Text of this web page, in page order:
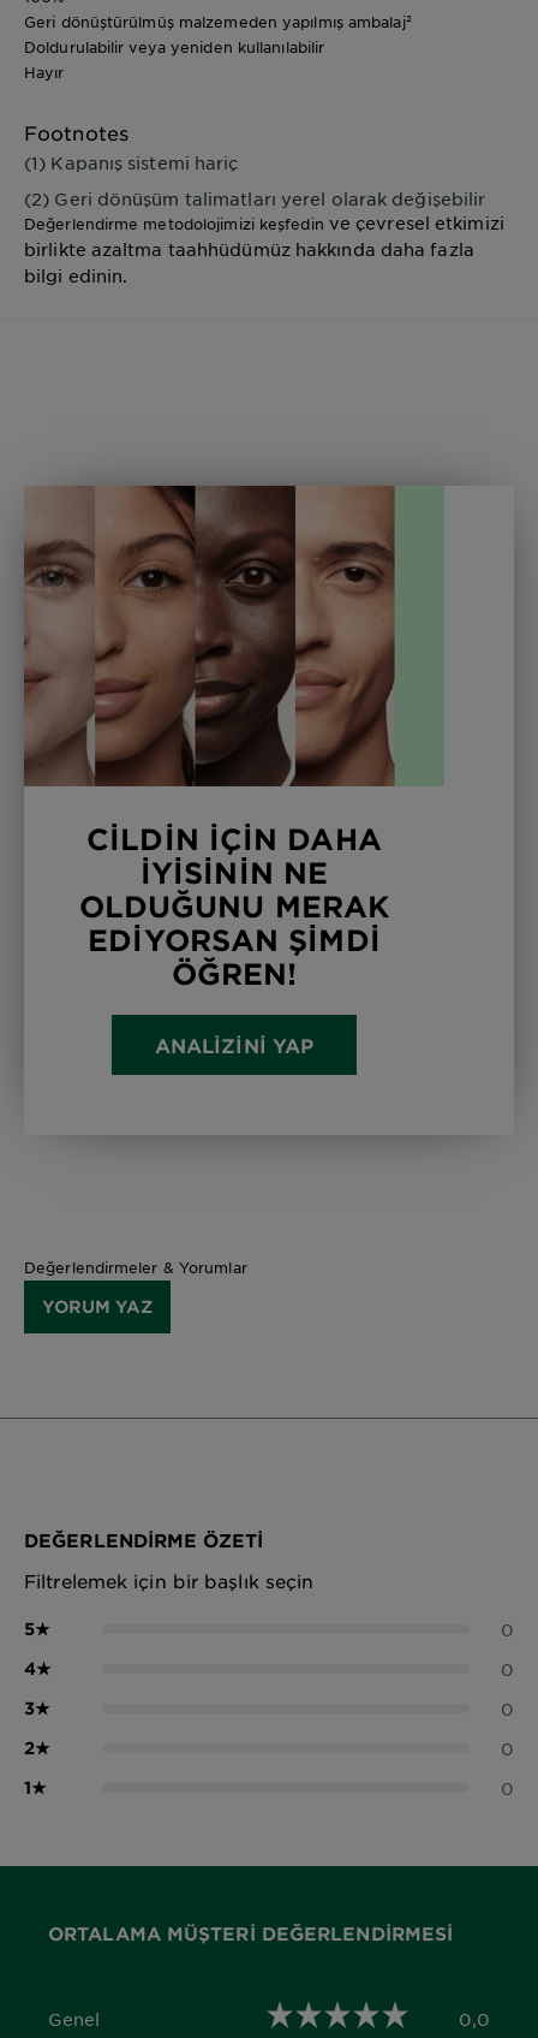
Geri dönüştürülmüş malzemeden yapılmış ambalaj²
Doldurulabilir veya yeniden kullanılabilir
Hayır
Footnotes
(1) Kapanış sistemi hariç
(2) Geri dönüşüm talimatları yerel olarak değişebilir
Değerlendirme metodolojimizi keşfedin ve çevresel etkimizi
birlikte azaltma taahhüdümüz hakkında daha fazla
bilgi edinin.
CİLDİN İÇİN DAHA
İYİSİNİN NE
OLDUĞUNU MERAK
EDİYORSAN ŞİMDİ
ÖĞREN!
ANALİZİNİ YAP
Değerlendirmeler & Yorumlar
YORUM YAZ
DEĞERLENDIRME ÖZETI
Filtrelemek için bir başlık seçin
5★ 0
4★ 0
3★ 0
2★ 0
1★ 0
ORTALAMA MÜŞTERI DEĞERLENDIRMESI
Genel
0,0 out of 5 stars 0,0